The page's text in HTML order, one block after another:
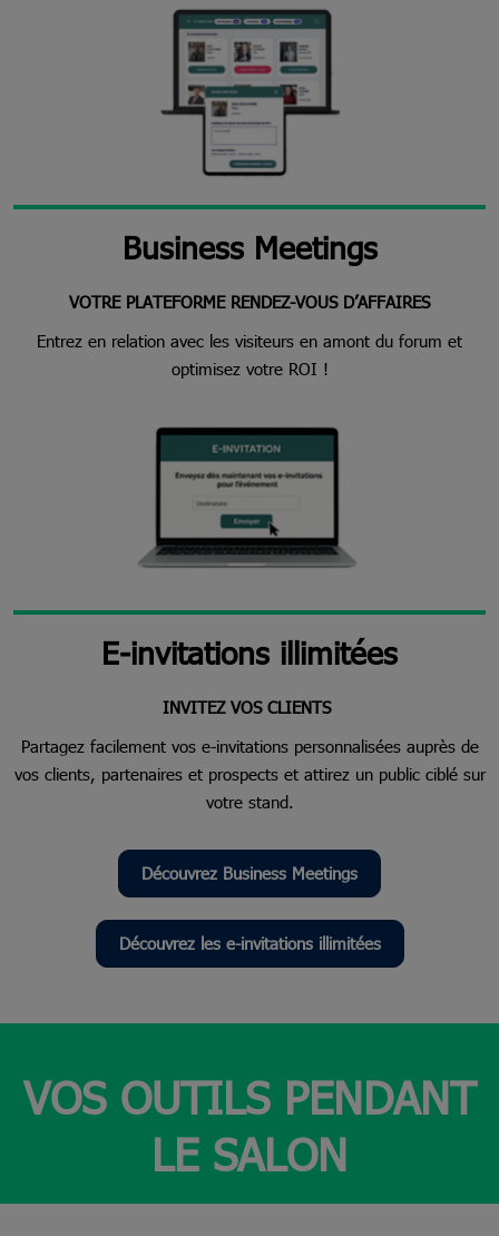
Business Meetings
VOTRE PLATEFORME RENDEZ-VOUS D’AFFAIRES
Entrez en relation avec les visiteurs en amont du forum et
optimisez votre ROI !
E-invitations illimitées
INVITEZ VOS CLIENTS
Partagez facilement vos e-invitations personnalisées auprès de
vos clients, partenaires et prospects et attirez un public ciblé sur
votre stand.
Découvrez Business Meetings
Découvrez les e-invitations illimitées
VOS OUTILS PENDANT
LE SALON